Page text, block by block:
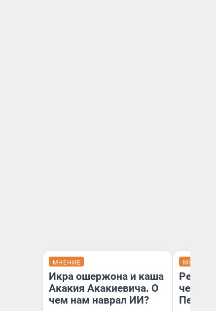
МНЕНИЕ
Икра ошержона и каша
Акакия Акакиевича. О
чем нам наврал ИИ?
МНЕНИЕ
чему